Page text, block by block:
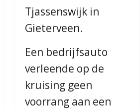
Tjassenswijk in
Gieterveen.
Een bedrijfsauto
verleende op de
kruising geen
voorrang aan een